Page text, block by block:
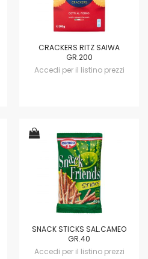
CRACKERS RITZ SAIWA
GR.200
Accedi per il listino prezzi
SNACK STICKS SAL.CAMEO
GR.40
Accedi per il listino prezzi